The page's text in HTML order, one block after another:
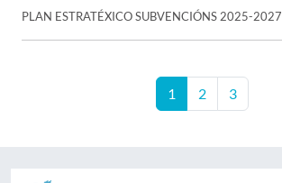
PLAN ESTRATÉXICO SUBVENCIÓNS 2025-2027
1 2 3